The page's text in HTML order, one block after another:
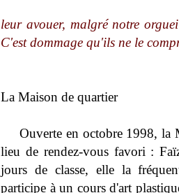
leur avouer, malgré notre
C'est dommage qu'ils ne le
La Maison de quartier
Ouverte en octobre 1998, la
lieu de rendez-vous favori :
jours de classe, elle la
participe à un cours d'art